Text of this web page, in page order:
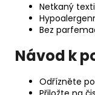
Netkaný
Bez
Návod k
Odřízněte